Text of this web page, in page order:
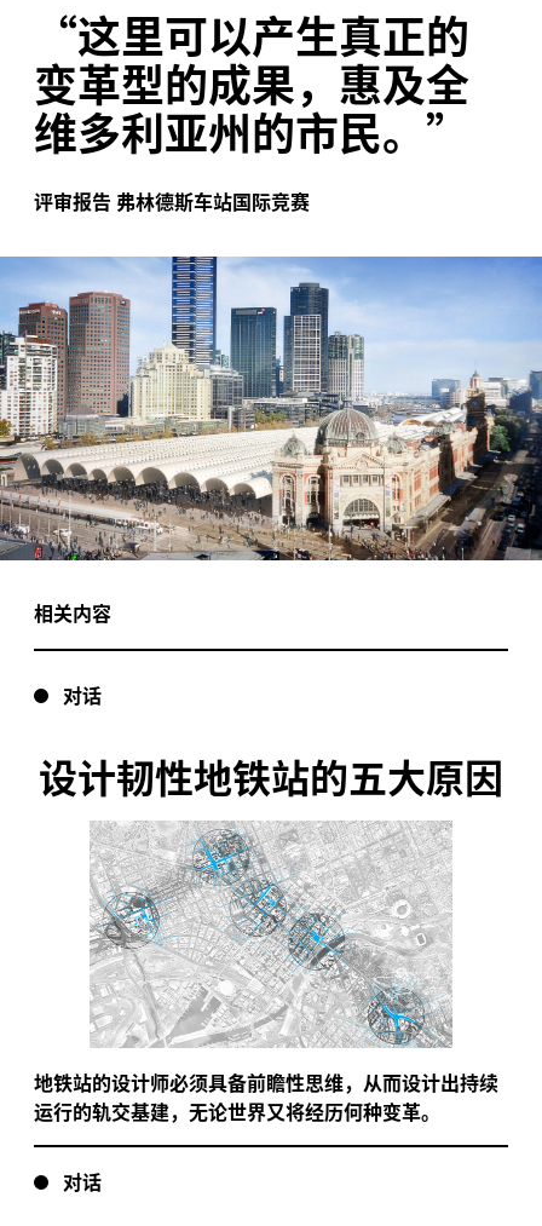
“这里可以产生真正的
变革型的成果，惠及全
维多利亚州的市民。”
评审报告 弗林德斯车站国际竞赛
相关内容
对话
设计韧性地铁站的五大原因
地铁站的设计师必须具备前瞻性思维，从而设计出持续
运行的轨交基建，无论世界又将经历何种变革。
对话